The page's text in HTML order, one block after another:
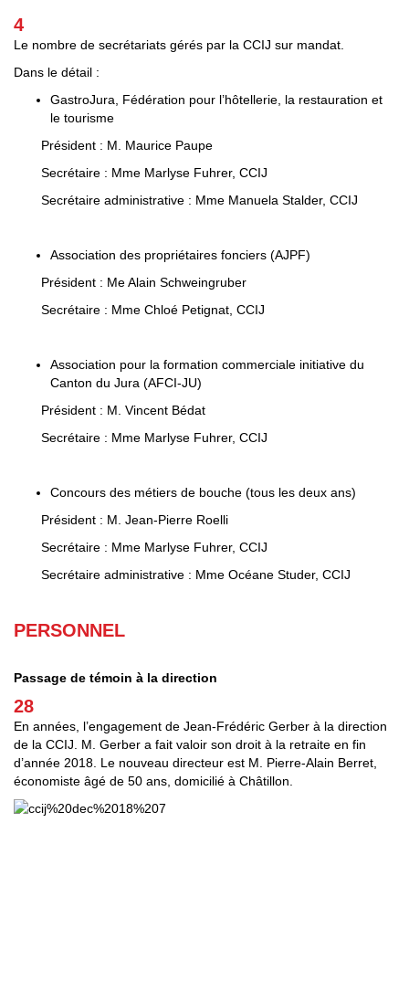
4
Le nombre de secrétariats gérés par la CCIJ sur mandat.
Dans le détail :
GastroJura, Fédération pour l’hôtellerie, la restauration et
le tourisme
Président : M. Maurice Paupe
Secrétaire : Mme Marlyse Fuhrer, CCIJ
Secrétaire administrative : Mme Manuela Stalder, CCIJ
Association des propriétaires fonciers (AJPF)
Président : Me Alain Schweingruber
Secrétaire : Mme Chloé Petignat, CCIJ
Association pour la formation commerciale initiative du
Canton du Jura (AFCI-JU)
Président : M. Vincent Bédat
Secrétaire : Mme Marlyse Fuhrer, CCIJ
Concours des métiers de bouche (tous les deux ans)
Président : M. Jean-Pierre Roelli
Secrétaire : Mme Marlyse Fuhrer, CCIJ
Secrétaire administrative : Mme Océane Studer, CCIJ
PERSONNEL
Passage de témoin à la direction
28
En années, l’engagement de Jean-Frédéric Gerber à la direction
de la CCIJ. M. Gerber a fait valoir son droit à la retraite en fin
d’année 2018. Le nouveau directeur est M. Pierre-Alain Berret,
économiste âgé de 50 ans, domicilié à Châtillon.